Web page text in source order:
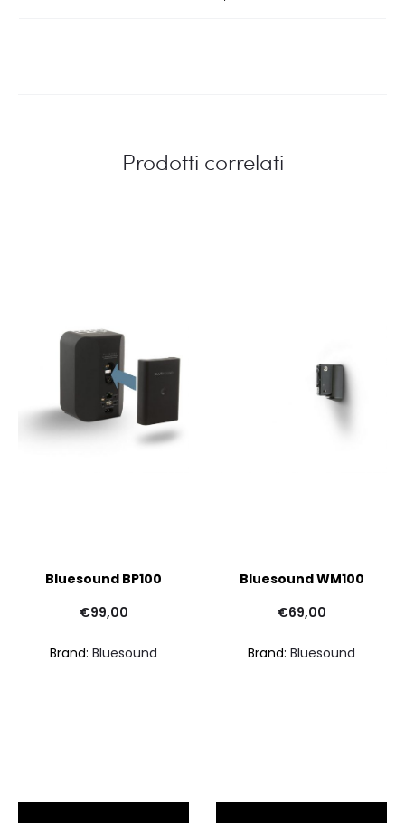
Prodotti correlati
Bluesound BP100
€99,00
Brand: Bluesound
Bluesound WM100
€69,00
Brand: Bluesound